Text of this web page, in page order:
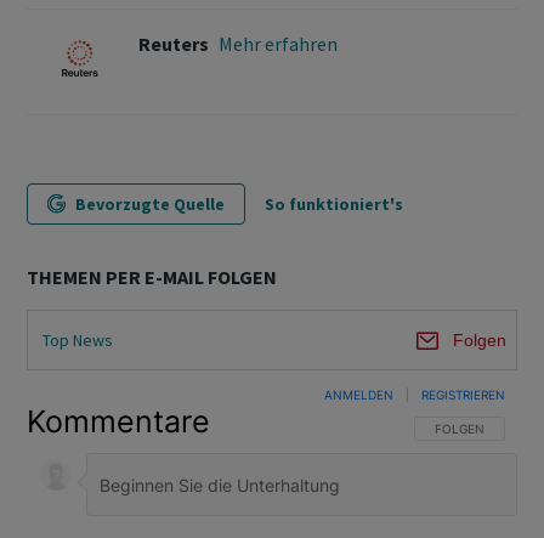
Reuters Mehr erfahren
Bevorzugte Quelle So funktioniert's
THEMEN PER E-MAIL FOLGEN
Top News Folgen
Kommentare FOLGE DIESER
FOLGEN
ANMELDEN REGISTRIEREN